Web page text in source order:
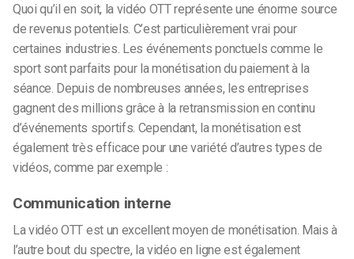
Quoi qu’il en soit, la vidéo OTT représente une énorme source
de revenus potentiels. C’est particulièrement vrai pour
certaines industries. Les événements ponctuels comme le
sport sont parfaits pour la monétisation du paiement à la
séance. Depuis de nombreuses années, les entreprises
gagnent des millions grâce à la retransmission en continu
d’événements sportifs. Cependant, la monétisation est
également très efficace pour une variété d’autres types de
vidéos, comme par exemple :
Communication interne
La vidéo OTT est un excellent moyen de monétisation. Mais à
l’autre bout du spectre, la vidéo en ligne est également